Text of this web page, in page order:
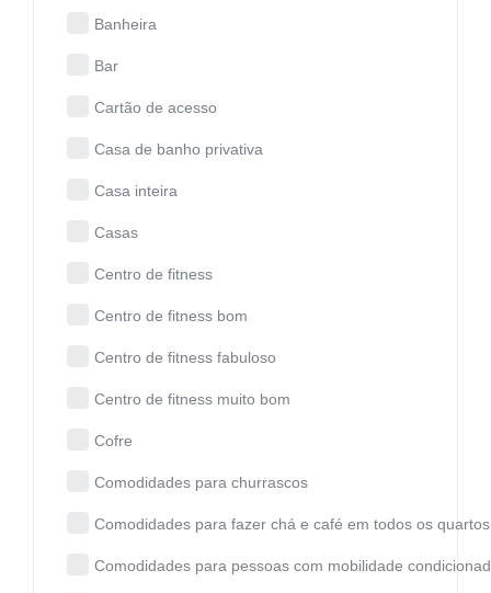
Banheira
Bar
Cartão de acesso
Casa de banho privativa
Casa inteira
Casas
Centro de fitness
Centro de fitness bom
Centro de fitness fabuloso
Centro de fitness muito bom
Cofre
Comodidades para churrascos
Comodidades para fazer chá e café em todos os quartos
Comodidades para pessoas com mobilidade